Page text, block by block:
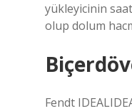
yükleyicinin
olup dolum
Fendt